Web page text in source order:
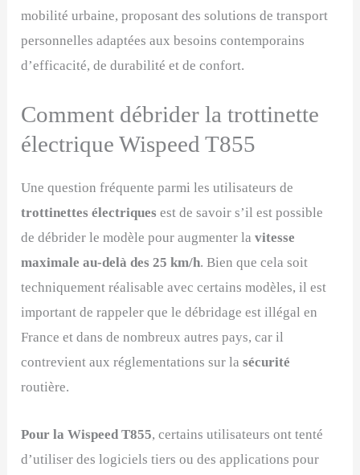
mobilité urbaine, proposant des solutions de transport
personnelles adaptées aux besoins contemporains
d’efficacité, de durabilité et de confort.
Comment débrider la trottinette
électrique Wispeed T855
Une question fréquente parmi les utilisateurs de
trottinettes électriquesest de savoir s’il est possible
de débrider le modèle pour augmenter lavitesse
maximale au-delà des 25 km/h. Bien que cela soit
techniquement réalisable avec certains modèles, il est
important de rappeler que le débridage est illégal en
France et dans de nombreux autres pays, car il
contrevient aux réglementations sur lasécurité
routière.
Pour la Wispeed T855, certains utilisateurs ont tenté
d’utiliser des logiciels tiers ou des applications pour